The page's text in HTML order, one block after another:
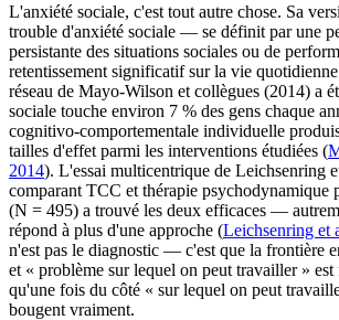
L'anxiété sociale, c'est tout autre chose. Sa
trouble d'anxiété sociale — se définit par une
persistante des situations sociales ou de
retentissement significatif sur la vie
réseau de Mayo-Wilson et collègues (2014) a
sociale touche environ 7 % des gens chaque
cognitivo-comportementale individuelle
tailles d'effet parmi les interventions étudiées (
2014). L'essai multicentrique de Leichsenring
comparant TCC et thérapie psychodynamique
(N = 495) a trouvé les deux efficaces —
répond à plus d'une approche (Leichsenring et
n'est pas le diagnostic — c'est que la frontière
et « problème sur lequel on peut travailler »
qu'une fois du côté « sur lequel on peut
bougent vraiment.